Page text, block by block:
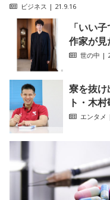
ビジネス | 21.9.16
「いい
作家が見
世の中 |
寮を抜
ト・木
エンタメ